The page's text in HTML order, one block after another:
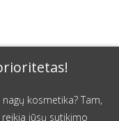
kosmetika? Tam,
jūsų sutikimo